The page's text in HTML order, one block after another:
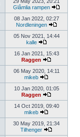
Glåmlia rampen
08 Jan 2022, 02:27
Nordleningen
05 Nov 2021, 14:44
kalle
16 Jan 2021, 15:43
Raggen
06 May 2020, 14:11
mikeb
10 Jan 2020, 01:05
Raggen
14 Oct 2019, 09:40
mikeb
30 May 2019, 21:34
Tilhenger